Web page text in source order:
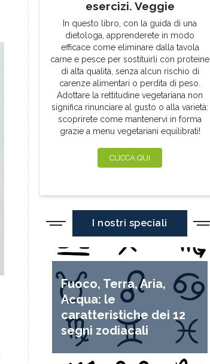
esercizi. Veggie
In questo libro, con la guida di una
dietologa, apprenderete in modo
efficace come eliminare dalla tavola
carne e pesce per sostituirli con proteine
di alta qualità, senza alcun rischio di
carenze alimentari o perdita di peso.
Adottare la rettitudine vegetariana non
significa rinunciare al gusto o alla varietà:
scoprirete come mantenervi in forma
grazie a menu vegetariani equilibrati!
CLICCA QUI
I nostri speciali
Fuoco, Terra, Aria,
Acqua: le
caratteristiche dei 12
segni zodiacali